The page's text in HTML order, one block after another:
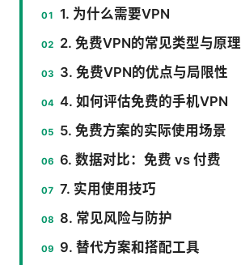
1. 为什么需要VPN
2. 免费VPN的常见类型与原理
3. 免费VPN的优点与局限性
4. 如何评估免费的手机VPN
5. 免费方案的实际使用场景
6. 数据对比：免费 vs 付费
7. 实用使用技巧
8. 常见风险与防护
9. 替代方案和搭配工具